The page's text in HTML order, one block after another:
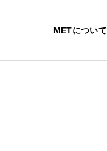
METについて